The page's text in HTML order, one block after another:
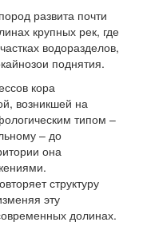
развита почти
крупных рек, где
водоразделов,
поднятия.
кора
возникшей на
типом –
– до
она
структуру
эту
долинах.